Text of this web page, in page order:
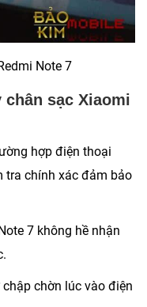
Note 7
sạc Xiaomi
hợp điện thoại
tra chính xác đảm bảo
7 không hề nhận
chờn lúc vào điện